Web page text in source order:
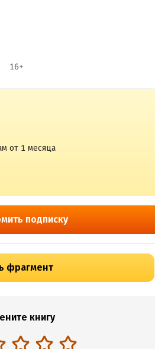
16+
от 1 месяца
подписку
фрагмент
книгу